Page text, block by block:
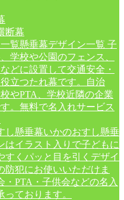
断幕
覧懸垂幕デザイン一覧 子
学校や公園のフェンス、
どに設置して交通安全・
立つたれ幕です。自治
やPTA、学校近隣の企業
。無料で名入れサービス
し懸垂幕いかのおすし懸垂
はイラスト入りで子どもに
すくパッと目を引くデザイ
防犯にお使いいただけま
・PTA・子供会などの名入
っております。